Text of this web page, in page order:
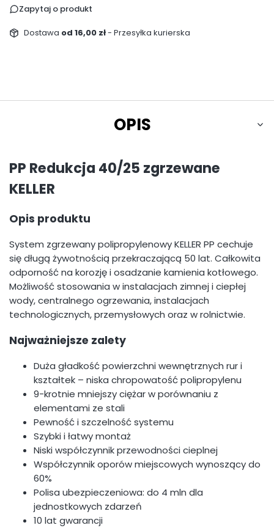
Zapytaj o produkt
Dostawa od 16,00 zł- Przesyłka kurierska
OPIS
PP Redukcja 40/25 zgrzewane
KELLER
Opis produktu
System zgrzewany polipropylenowy KELLER PP cechuje
się długą żywotnością przekraczającą 50 lat. Całkowita
odporność na korozję i osadzanie kamienia kotłowego.
Możliwość stosowania w instalacjach zimnej i ciepłej
wody, centralnego ogrzewania, instalacjach
technologicznych, przemysłowych oraz w rolnictwie.
Najważniejsze zalety
Duża gładkość powierzchni wewnętrznych rur i
kształtek – niska chropowatość polipropylenu
9-krotnie mniejszy ciężar w porównaniu z
elementami ze stali
Pewność i szczelność systemu
Szybki i łatwy montaż
Niski współczynnik przewodności cieplnej
Współczynnik oporów miejscowych wynoszący do
60%
Polisa ubezpieczeniowa: do 4 mln dla
jednostkowych zdarzeń
10 lat gwarancji